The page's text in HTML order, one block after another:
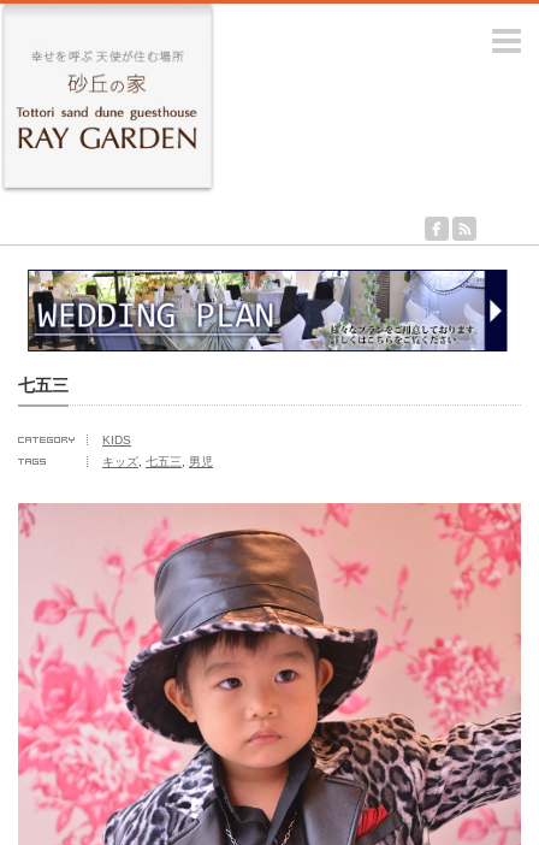
七五三
KIDS
キッズ 七五三 男児